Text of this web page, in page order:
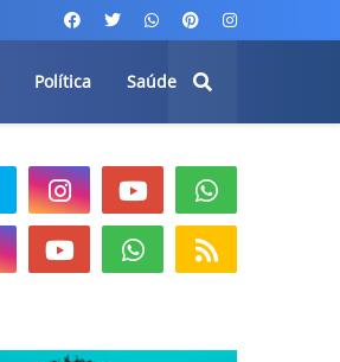
Política Saúde